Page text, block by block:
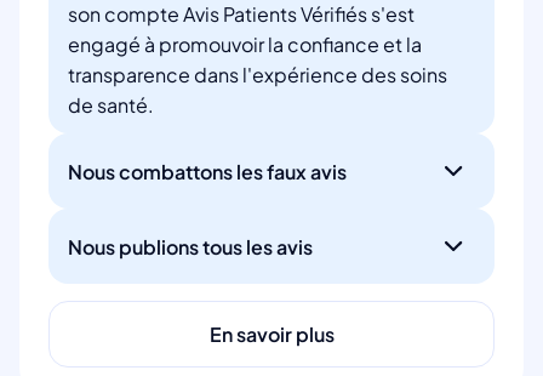
son compte Avis Patients Vérifiés s'est
engagé à promouvoir la confiance et la
transparence dans l'expérience des soins
de santé.
Nous combattons les faux avis
Nous publions tous les avis
En savoir plus